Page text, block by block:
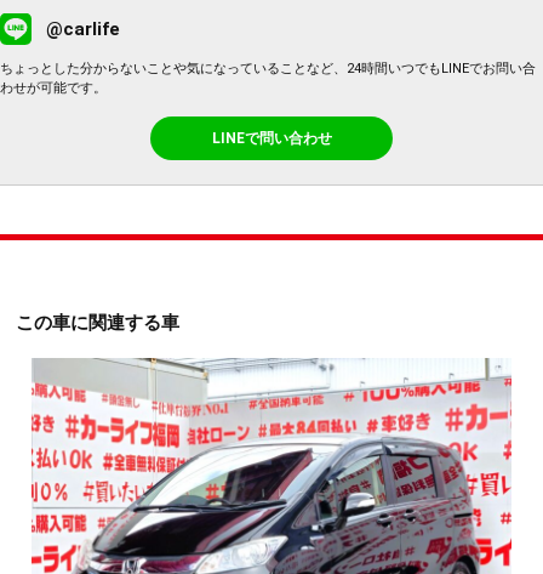
@carlife
ちょっとした分からないことや気になっていることなど、24時間いつでもLINEでお問い合
わせが可能です。
LINEで問い合わせ
この車に関連する車